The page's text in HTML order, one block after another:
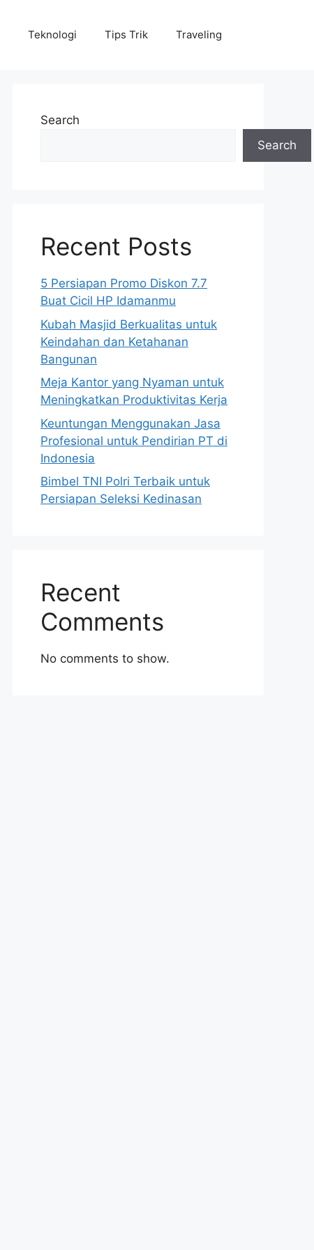
Teknologi Tips Trik Traveling
Search
Search
Recent Posts
5 Persiapan Promo Diskon 7.7
Buat Cicil HP Idamanmu
Kubah Masjid Berkualitas untuk
Keindahan dan Ketahanan
Bangunan
Meja Kantor yang Nyaman untuk
Meningkatkan Produktivitas Kerja
Keuntungan Menggunakan Jasa
Profesional untuk Pendirian PT di
Indonesia
Bimbel TNI Polri Terbaik untuk
Persiapan Seleksi Kedinasan
Recent
Comments
No comments to show.